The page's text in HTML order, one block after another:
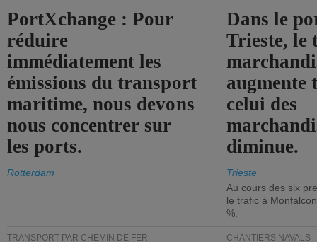
PortXchange : Pour
réduire
immédiatement les
émissions du transport
maritime, nous devons
nous concentrer sur
les ports.
Rotterdam
Dans le
Trieste, le
augmente
celui des
diminue.
Trieste
Au cours des six
le trafic à
%.
TRANSPORT PAR CHEMIN DE FER CHANTIERS NAVALS